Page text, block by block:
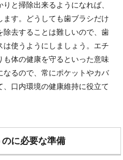
と掃除出来るようになれば、
す。どうしても歯ブラシだけ
除去することは難しいので、歯
使うようにしましょう。エチ
も体の健康を守るといった意味
なるので、常にポケットやカバ
、口内環境の健康維持に役立て
に必要な準備